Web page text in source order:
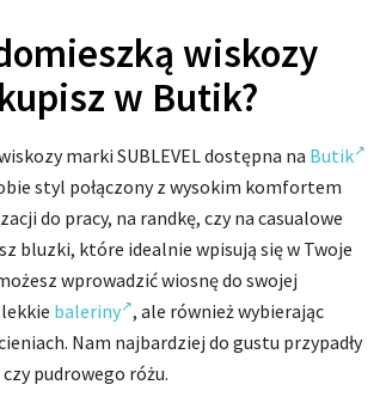
wiskozy
w Butik?
marki SUBLEVEL dostępna na Butik
styl połączony z wysokim komfortem
do pracy, na randkę, czy na casualowe
bluzki, które idealnie wpisują się w Twoje
wprowadzić wiosnę do swojej
baleriny , ale również wybierając
Nam najbardziej do gustu przypadły
pudrowego różu.